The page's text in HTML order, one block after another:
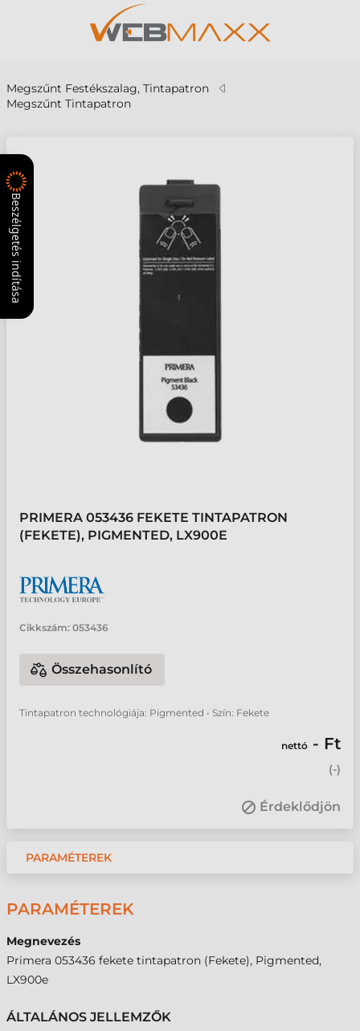
Megszűnt Festékszalag, Tintapatron
Megszűnt Tintapatron
PRIMERA 053436 FEKETE TINTAPATRON
(FEKETE), PIGMENTED, LX900E
Cikkszám: 053436
Összehasonlító
Tintapatron technológiája: Pigmented • Szín: Fekete
nettó - Ft
(-)
Érdeklődjön
PARAMÉTEREK
PARAMÉTEREK
Megnevezés
Primera 053436 fekete tintapatron (Fekete), Pigmented,
LX900e
ÁLTALÁNOS JELLEMZŐK
Beszélgetés indítása